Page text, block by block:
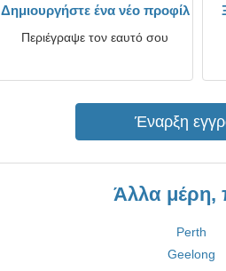
Δημιουργήστε ένα νέο προφίλ
Περιέγραψε τον εαυτό σου
Έναρξη
Άλλα μέρη,
Perth
Geelong